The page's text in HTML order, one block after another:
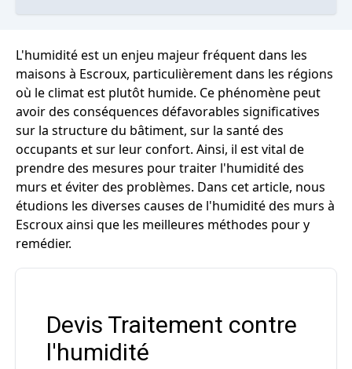
L'humidité est un enjeu majeur fréquent dans les
maisons à Escroux, particulièrement dans les régions
où le climat est plutôt humide. Ce phénomène peut
avoir des conséquences défavorables significatives
sur la structure du bâtiment, sur la santé des
occupants et sur leur confort. Ainsi, il est vital de
prendre des mesures pour traiter l'humidité des
murs et éviter des problèmes. Dans cet article, nous
étudions les diverses causes de l'humidité des murs à
Escroux ainsi que les meilleures méthodes pour y
remédier.
Devis Traitement contre
l'humidité